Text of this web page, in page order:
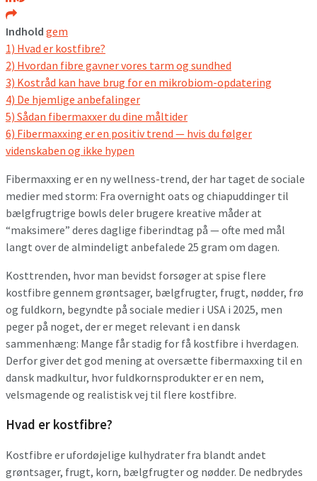
Indhold gem
1) Hvad er kostfibre?
2) Hvordan fibre gavner vores tarm og sundhed
3) Kostråd kan have brug for en mikrobiom-opdatering
4) De hjemlige anbefalinger
5) Sådan fibermaxxer du dine måltider
6) Fibermaxxing er en positiv trend — hvis du følger
videnskaben og ikke hypen
Fibermaxxing er en ny wellness-trend, der har taget de sociale
medier med storm: Fra overnight oats og chiapuddinger til
bælgfrugtrige bowls deler brugere kreative måder at
“maksimere” deres daglige fiberindtag på — ofte med mål
langt over de almindeligt anbefalede 25 gram om dagen.
Kosttrenden, hvor man bevidst forsøger at spise flere
kostfibre gennem grøntsager, bælgfrugter, frugt, nødder, frø
og fuldkorn, begyndte på sociale medier i USA i 2025, men
peger på noget, der er meget relevant i en dansk
sammenhæng: Mange får stadig for få kostfibre i hverdagen.
Derfor giver det god mening at oversætte fibermaxxing til en
dansk madkultur, hvor fuldkornsprodukter er en nem,
velsmagende og realistisk vej til flere kostfibre.
Hvad er kostfibre?
Kostfibre er ufordøjelige kulhydrater fra blandt andet
grøntsager, frugt, korn, bælgfrugter og nødder. De nedbrydes